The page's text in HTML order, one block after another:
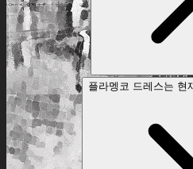
플라멩코 드레스는 현